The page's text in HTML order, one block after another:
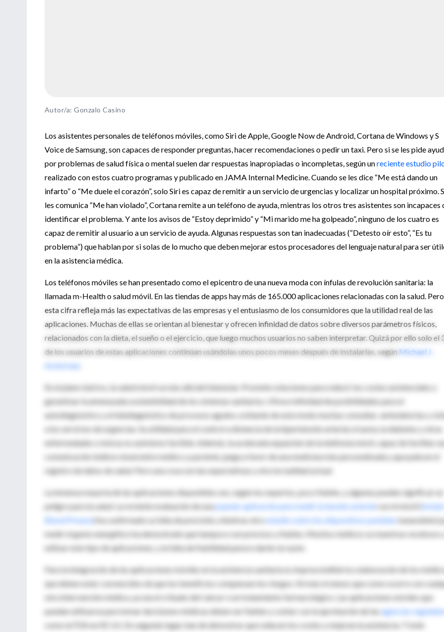
Autor/a: Gonzalo Casino
Los asistentes personales de teléfonos móviles, como Siri de Apple, Google Now de Android, Cortana de Windows y S
Voice de Samsung, son capaces de responder preguntas, hacer recomendaciones o pedir un taxi. Pero si se les pide
por problemas de salud física o mental suelen dar respuestas inapropiadas o incompletas, según unreciente estudio
realizado con estos cuatro programas y publicado en JAMA Internal Medicine. Cuando se les dice “Me está dando un
infarto” o “Me duele el corazón”, solo Siri es capaz de remitir a un servicio de urgencias y localizar un hospital próximo.
les comunica “Me han violado”, Cortana remite a un teléfono de ayuda, mientras los otros tres asistentes son incapaces
identificar el problema. Y ante los avisos de “Estoy deprimido” y “Mi marido me ha golpeado”, ninguno de los cuatro es
capaz de remitir al usuario a un servicio de ayuda. Algunas respuestas son tan inadecuadas (“Detesto oír esto”, “Es tu
problema”) que hablan por si solas de lo mucho que deben mejorar estos procesadores del lenguaje natural para ser
en la asistencia médica.
Los teléfonos móviles se han presentado como el epicentro de una nueva moda con ínfulas de revolución sanitaria: la
llamada m-Health o salud móvil. En las tiendas de apps hay más de 165.000 aplicaciones relacionadas con la salud. Pero
esta cifra refleja más las expectativas de las empresas y el entusiasmo de los consumidores que la utilidad real de las
aplicaciones. Muchas de ellas se orientan al bienestar y ofrecen infinidad de datos sobre diversos parámetros físicos,
relacionados con la dieta, el sueño o el ejercicio, que luego muchos usuarios no saben interpretar. Quizá por ello solo el
de los usuarios de estas aplicaciones continúan usándolas unos pocos meses después de instalarlas, según Michael J.
Ackerman
En el plano teórico, la salud móvil va más allá del bienestar. Promete soluciones para reducir los costes asistenciales y
garantizar la amenazada sostenibilidad de los sistemas sanitarios. Ofrece infinidad de posibilidades para el
autodiagnóstico y el telediagnóstico de procesos agudos, evitando de este modo muchas consultas ambulatorias y
a los servicios de urgencias. Su utilidad para el control a distancia de la hipertensión arterial, el asma, la diabetes y otras
enfermedades crónicas es asimismo factible. Además, la acelerada expansión de la telefonía móvil, capaz de facilitar
comunicación bidireccional entre médico y paciente, juega a favor de una medicina más personalizada y apoyada en el
registro de datos de salud. Pero una cosa son las expectativas y otra la realidad actual.
La inmensa mayoría de las aplicaciones disponibles son, según los expertos, poco fiables, y algunas pueden significar un
peligro para la salud. La reciente evaluación de unapopular aplicación para medir la tensión arterial con el móvil (
Instant
Blood Presure) ha confirmado su falta de precisión, mientras otro estudio sobre los dispositivos ponibles (wearables)
medir el gasto energético ha demostrado que tampoco son precisos y fiables. Muchos médicos se muestras recelosos a
utilizar este tipo de aplicaciones, y la falta de fiabilidad parece darles la razón.
Para la integración de las aplicaciones móviles en la asistencia sanitaria es imprescindible la colaboración de los
que deben estar convencidos de que los beneficios compensan los riesgos. Ni más ni menos que como ocurre con
otra intervención médica, ya sea el cribado del cáncer o un tratamiento farmacológico. Las aplicaciones móviles que
puedan utilizarse para tomar decisiones médicas deben ser fiables y contar con la aprobación de lasagencias
como la FDA en EE UU. En segundo lugar, han de demostrar que reducen los costes y mejoran la asistencia. Y todo